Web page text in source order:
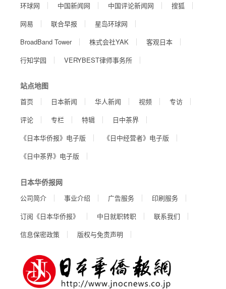
环球网
中国新闻网 中国评论新闻网
搜狐
网易
联合早报
星岛环球网
BroadBand Tower
株式会社YAK
客观日本
行知学园
VERYBEST律师事务所
站点地图
首页 日本新闻 华人新闻 视频
专访
评论
专栏 特辑
日中茶界
《日本华侨报》电子版
《日中经营者》电子版
《日中茶界》电子版
日本华侨报网
公司简介 事业介绍 广告服务
印刷服务
订阅《日本华侨报》
中日就职转职
联系我们
信息保密政策
版权与免责声明